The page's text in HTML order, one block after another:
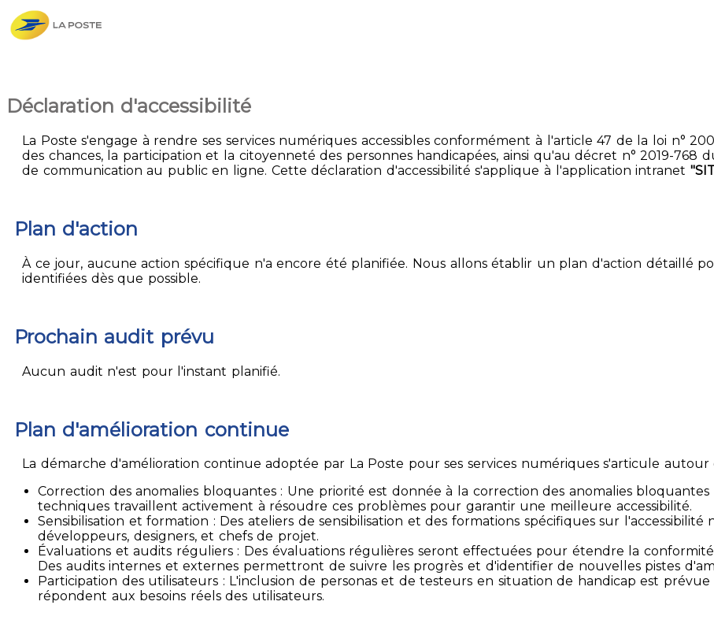
Déclaration d'accessibilité
La Poste s'engage à rendre ses services numériques accessibles conformément à l'article 47 de la loi n°
des chances, la participation et la citoyenneté des personnes handicapées, ainsi qu'au décret n° 2019-768
de communication au public en ligne. Cette déclaration d'accessibilité s'applique à l'application intranet
Plan d'action
À ce jour, aucune action spécifique n'a encore été planifiée. Nous allons établir un plan d'action détaillé
identifiées dès que possible.
Prochain audit prévu
Aucun audit n'est pour l'instant planifié.
Plan d'amélioration continue
La démarche d'amélioration continue adoptée par La Poste pour ses services numériques s'articule autour
Correction des anomalies bloquantes : Une priorité est donnée à la correction des anomalies bloquantes
techniques travaillent activement à résoudre ces problèmes pour garantir une meilleure accessibilité.
Sensibilisation et formation : Des ateliers de sensibilisation et des formations spécifiques sur
développeurs, designers, et chefs de projet.
Évaluations et audits réguliers : Des évaluations régulières seront effectuées pour étendre la conformité
Des audits internes et externes permettront de suivre les progrès et d'identifier de nouvelles pistes
Participation des utilisateurs : L'inclusion de personas et de testeurs en situation de handicap est
répondent aux besoins réels des utilisateurs.